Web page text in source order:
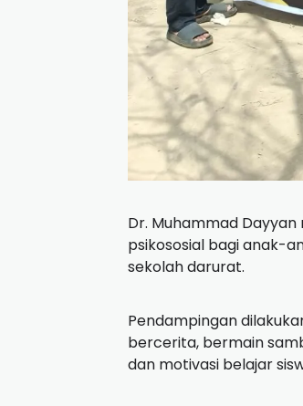
Dr. Muhammad
psikososial bagi anak-
sekolah darurat.
Pendampingan
bercerita, bermain
dan motivasi belajar